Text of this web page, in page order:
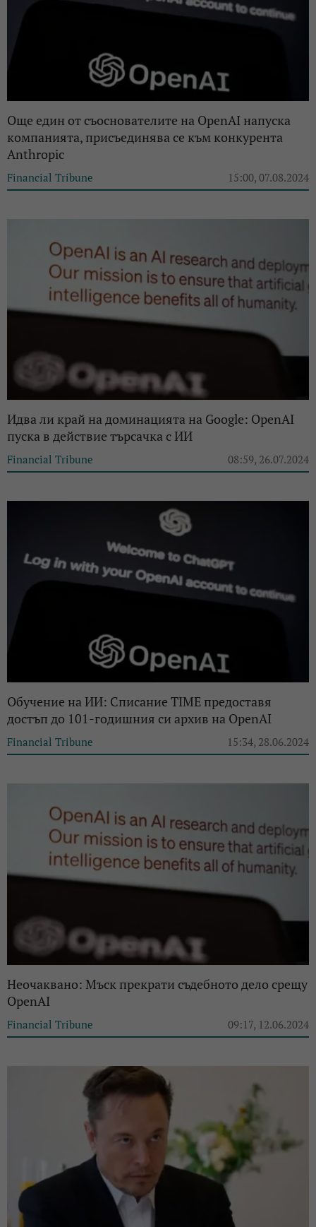
Още един от съоснователите на OpenAI напуска
компанията, присъединява се към конкурента
Anthropic
Financial Tribune 15:00, 07.08.2024
Идва ли край на доминацията на Google: OpenAI
пуска в действие търсачка с ИИ
Financial Tribune 08:59, 26.07.2024
Обучение на ИИ: Списание TIME предоставя
достъп до 101-годишния си архив на OpenAI
Financial Tribune 15:34, 28.06.2024
Неочаквано: Мъск прекрати съдебното дело срещу
OpenAI
Financial Tribune 09:17, 12.06.2024